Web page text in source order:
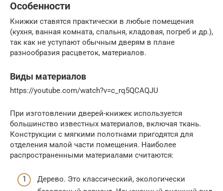
Особенности
Книжки ставятся практически в любые помещения
(кухня, ванная комната, спальня, кладовая, погреб и др.),
так как не уступают обычным дверям в плане
разнообразия расцветок, материалов.
Виды материалов
https://youtube.com/watch?v=c_rq5QCAQJU
При изготовлении дверей-книжек используется
большинство известных материалов, включая ткань.
Конструкции с мягкими полотнами пригодятся для
отделения малой части помещения. Наиболее
распространенными материалами считаются:
Дерево. Это классический, экологически